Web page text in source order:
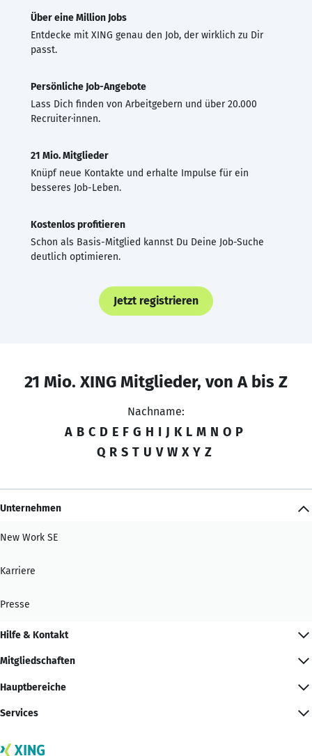
Über eine Million Jobs
Entdecke mit XING genau den Job, der wirklich zu Dir
passt.
Persönliche Job-Angebote
Lass Dich finden von Arbeitgebern und über 20.000
Recruiter·innen.
21 Mio. Mitglieder
Knüpf neue Kontakte und erhalte Impulse für ein
besseres Job-Leben.
Kostenlos profitieren
Schon als Basis-Mitglied kannst Du Deine Job-Suche
deutlich optimieren.
Jetzt registrieren
21 Mio. XING Mitglieder, von A bis Z
Nachname:
A B C D E F G H I J K L M N O P
Q R S T U V W X Y Z
Unternehmen
New Work SE
Karriere
Presse
Hilfe & Kontakt
Mitgliedschaften
Hauptbereiche
Services